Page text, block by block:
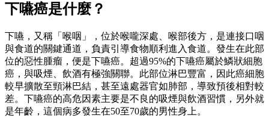
下嚥癌是什麼？
下嚥，又稱「喉咽」，位於喉嚨深處、喉部後方，是連接口咽
與食道的關鍵通道，負責引導食物順利進入食道。發生在此部
位的惡性腫瘤，便是下嚥癌。超過95%的下嚥癌屬於鱗狀細胞
癌，與吸煙、飲酒有極強關聯。此部位淋巴豐富，因此癌細胞
較早擴散至頸淋巴結，甚至遠處器官如肺部，導致預後相對較
差。下嚥癌的高危因素主要是不良的吸煙與飲酒習慣，另外就
是年齡，這個病多發生在50至70歲的男性身上。